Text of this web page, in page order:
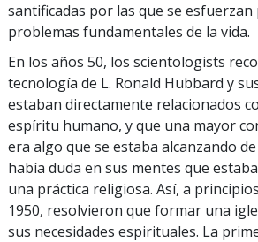
santificadas por las que se
problemas fundamentales de la vida.
En los años 50, los scientologists
tecnología de L. Ronald Hubbard y
estaban directamente relacionados
espíritu humano, y que una mayor
era algo que se estaba alcanzando
había duda en sus mentes que
una práctica religiosa. Así, a
1950, resolvieron que formar una
sus necesidades espirituales. La